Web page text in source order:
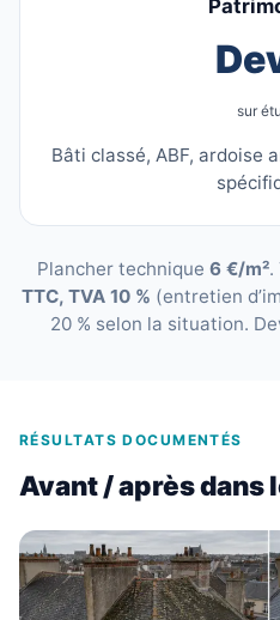
sur
Bâti classé, ABF, ardoise
Plancher technique 6 €/m².
TTC, TVA 10 % (entretien
20 % selon la situation.
RÉSULTATS DOCUMENTÉS
Avant / après dans